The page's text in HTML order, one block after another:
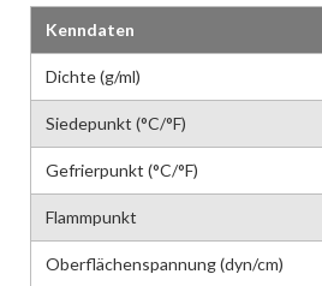
Kenndaten
Dichte (g/ml)
Siedepunkt (°C/°F)
Gefrierpunkt (°C/°F)
Flammpunkt
Oberflächenspannung (dyn/cm)